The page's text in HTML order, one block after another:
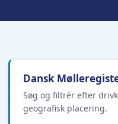
Dansk
Søg og filtrér efter
geografisk placering.